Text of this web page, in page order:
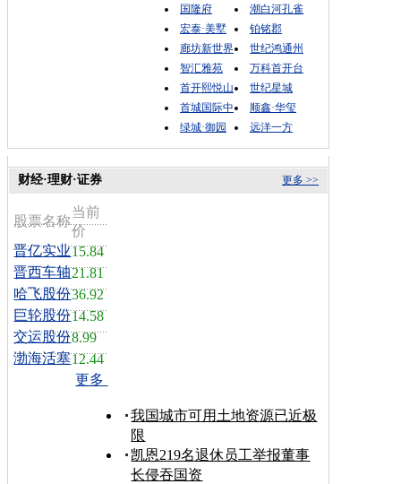
国隆府
潮白河孔雀
宏泰·美墅
铂铭郡
廊坊新世界
世纪鸿通州
智汇雅苑
万科首开台
首开熙悦山
世纪星城
首城国际中
顺鑫·华玺
绿城·御园
远洋一方
更多 >>
财经·理财·证券
股票名称
当前
价
晋亿实业15.84
晋西车轴21.81
哈飞股份36.92
巨轮股份14.58
交运股份8.99
渤海活塞12.44
更多
我国城市可用土地资源已近极
限
凯恩219名退休员工举报董事
长侵吞国资